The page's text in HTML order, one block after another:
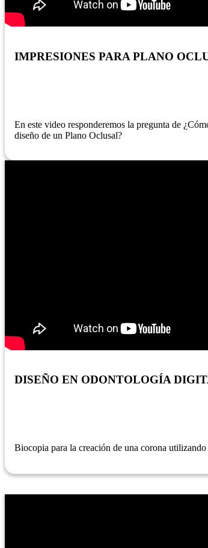
IMPRESIONES PARA PLANO
En este video responderemos la pregunta de
diseño de un Plano Oclusal?
DISEÑO EN ODONTOLOGÍA
Biocopia para la creación de una corona